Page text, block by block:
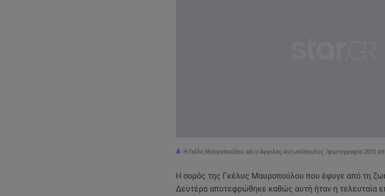
Η Γκέλυ Μαυροπούλου και ο Άγγελος Αντωνόπουλος /φωτογραφία 2013
Η σορός της Γκέλυς Μαυροπούλου που έφυγε από τη
Δευτέρα αποτεφρώθηκε καθώς αυτή ήταν η τελευταία